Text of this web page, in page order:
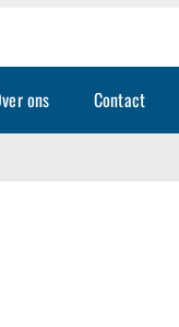
ons Contact